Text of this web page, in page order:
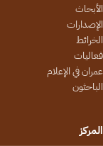
الأبحاث
الإصدارات
الخرائط
فعاليات
عمران في الإعلام
الباحثون
المركز